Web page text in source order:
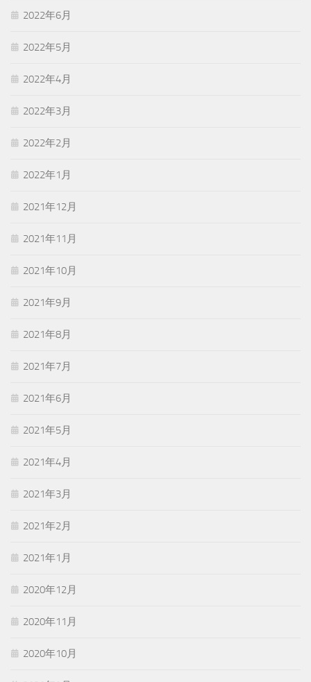
2022年6月
2022年5月
2022年4月
2022年3月
2022年2月
2022年1月
2021年12月
2021年11月
2021年10月
2021年9月
2021年8月
2021年7月
2021年6月
2021年5月
2021年4月
2021年3月
2021年2月
2021年1月
2020年12月
2020年11月
2020年10月